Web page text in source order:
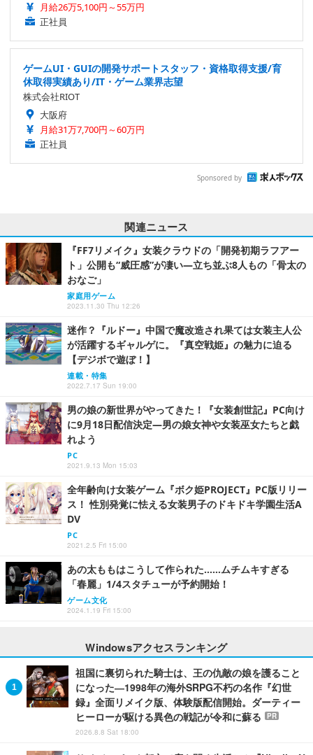
月給26万5,100円～55万円
正社員
ゲームUI・GUIの開発サポートスタッフ・資格取得支援/育
休取得実績あり/IT・ゲーム業界志望
株式会社RIOT
大阪府
月給31万7,700円～60万円
正社員
Sponsored by
関連ニュース
『FF7リメイク』女装クラウドの「開発初期ラフアー
ト」公開も“威圧感”が凄い―立ち並ぶ8人もの「骨太の
おなご」
家庭用ゲーム
2023.11.30 Thu 12:26
迷作？『ルドー』中国で魔改造され果ては女装主人公
が活躍するギャルゲに。『真空戦姫』の魅力に迫る
【デジボで遊ぼ！】
連載・特集
2022.7.17 Sun 19:00
男の娘の新世界がやってきた！『女装創世記』PC向け
に9月18日配信決定―男の娘女神や女装巫女たちと戯
れよう
PC
2021.9.13 Mon 15:03
全年齢向け女装ゲーム『ボク姫PROJECT』PC版リリー
ス！ 性別発覚に怯える女装男子のドキドキ学園生活A
DV
PC
2021.2.5 Fri 15:00
あの太ももはこうして作られた……ムチムキすぎる
「春麗」1/4スタチューが予約開始！
ゲーム文化
2024.1.19 Fri 15:00
Windowsアクセスランキング
祖国に裏切られた騎士は、王の仇敵の娘を護ること
になった―1998年の海外SRPG不朽の名作『幻世
録』全面リメイク版、体験版配信開始。ダーティー
ヒーローが駆ける異色の戦記が令和に蘇る
PR
2026.8.8 Sat 18:00